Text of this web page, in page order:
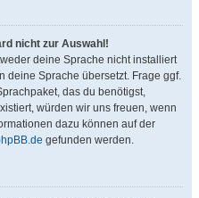
nicht zur Auswahl!
deine Sprache nicht installiert
deine Sprache übersetzt. Frage ggf.
das du benötigst,
würden wir uns freuen, wenn
dazu können auf der
gefunden werden.